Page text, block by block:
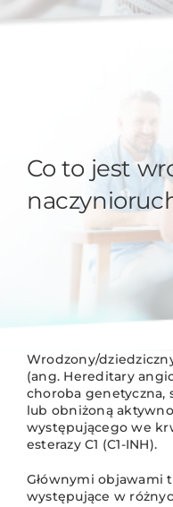
Co to jest
Wrodzony/
(ang. Hereditary
choroba
lub obniżoną
występującego we
esterazy C1 (C1-INH).
Głównymi objawami
występujące w